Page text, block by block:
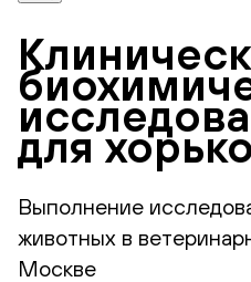
для
Выполнение
животных в
Москве